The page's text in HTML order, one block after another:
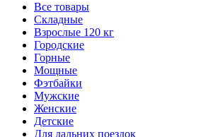
Все товары
Складные
Взрослые 120 кг
Городские
Горные
Мощные
Фэтбайки
Мужские
Женские
Детские
Для дальних поездок